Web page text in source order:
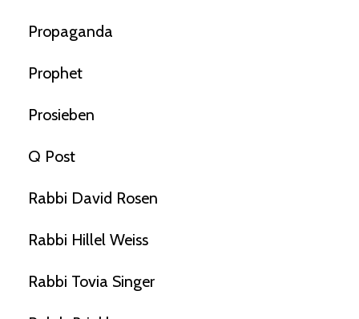
Propaganda
Prophet
Prosieben
Q Post
Rabbi David Rosen
Rabbi Hillel Weiss
Rabbi Tovia Singer